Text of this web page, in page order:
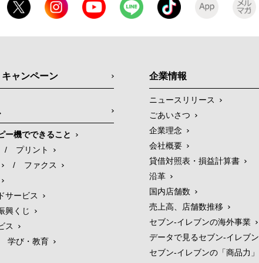
ャンペーン
ー機でできること
/
プリント
/
ファクス
サービス
興くじ
ス
学び・教育
企業情報
ニュースリリース
ごあいさつ
企業理念
会社概要
貸借対照表・損益計算書
沿革
国内店舗数
売上高、店舗数推移
セブン‐イレブンの海外事業
データで見るセブン‐イレブン
セブン‐イレブンの「商品力」